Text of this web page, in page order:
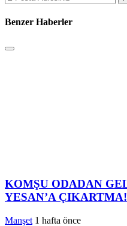
Benzer Haberler
KOMŞU ODADAN
YESAN’A ÇIKARTMA!
Manşet 1 hafta önce